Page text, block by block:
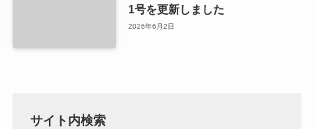
1号を更新しました
2026年6月2日
サイト内検索